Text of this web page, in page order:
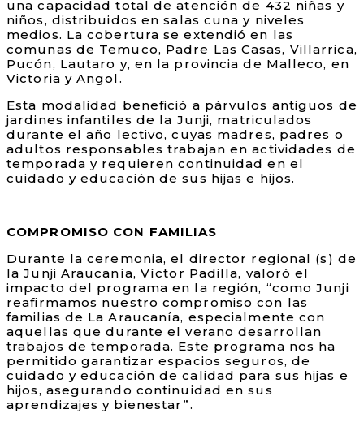
una capacidad total de atención de 432 niñas y
niños, distribuidos en salas cuna y niveles
medios. La cobertura se extendió en las
comunas de Temuco, Padre Las Casas, Villarrica,
Pucón, Lautaro y, en la provincia de Malleco, en
Victoria y Angol.
Esta modalidad benefició a párvulos antiguos de
jardines infantiles de la Junji, matriculados
durante el año lectivo, cuyas madres, padres o
adultos responsables trabajan en actividades de
temporada y requieren continuidad en el
cuidado y educación de sus hijas e hijos.
COMPROMISO CON FAMILIAS
Durante la ceremonia, el director regional (s) de
la Junji Araucanía, Víctor Padilla, valoró el
impacto del programa en la región, “como Junji
reafirmamos nuestro compromiso con las
familias de La Araucanía, especialmente con
aquellas que durante el verano desarrollan
trabajos de temporada. Este programa nos ha
permitido garantizar espacios seguros, de
cuidado y educación de calidad para sus hijas e
hijos, asegurando continuidad en sus
aprendizajes y bienestar”.